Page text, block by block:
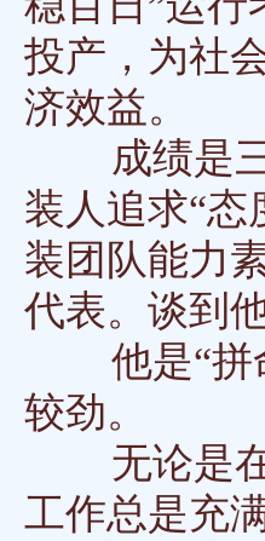
投产，为社
济效益。
成绩是三
装人追求“
装团队能力
代表。谈到
他是“拼命
较劲。
无论是在
工作总是充